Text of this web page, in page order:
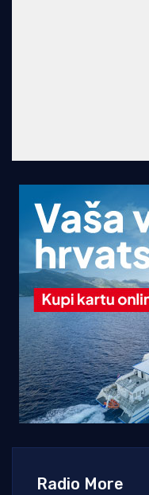
Radio More